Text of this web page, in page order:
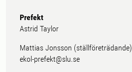
Prefekt
Astrid Taylor
Mattias Jonsson (ställföreträdande)
ekol-prefekt@slu.se